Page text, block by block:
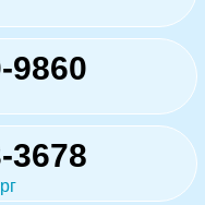
9860
3678